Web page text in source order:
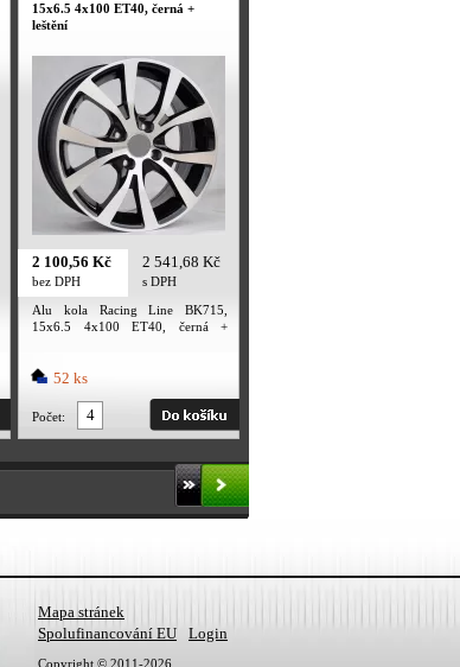
15x6.5 4x100 ET40, černá +
leštění
2 100,56 Kč
bez DPH
2 541,68 Kč
s DPH
Alu kola Racing Line BK715,
15x6.5 4x100 ET40, černá +
52 ks
Počet:
Mapa stránek
Spolufinancování EU
Login
Copyright © 2011-2026